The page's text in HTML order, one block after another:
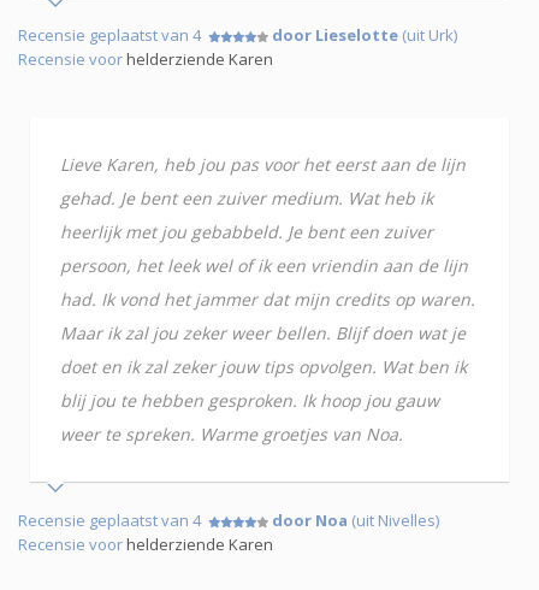
Recensie geplaatst van 4 door Lieselotte (uit Urk)
Recensie voorhelderziende Karen
Lieve Karen, heb jou pas voor het eerst aan de lijn
gehad. Je bent een zuiver medium. Wat heb ik
heerlijk met jou gebabbeld. Je bent een zuiver
persoon, het leek wel of ik een vriendin aan de lijn
had. Ik vond het jammer dat mijn credits op waren.
Maar ik zal jou zeker weer bellen. Blijf doen wat je
doet en ik zal zeker jouw tips opvolgen. Wat ben ik
blij jou te hebben gesproken. Ik hoop jou gauw
weer te spreken. Warme groetjes van Noa.
Recensie geplaatst van 4 door Noa (uit Nivelles)
Recensie voorhelderziende Karen